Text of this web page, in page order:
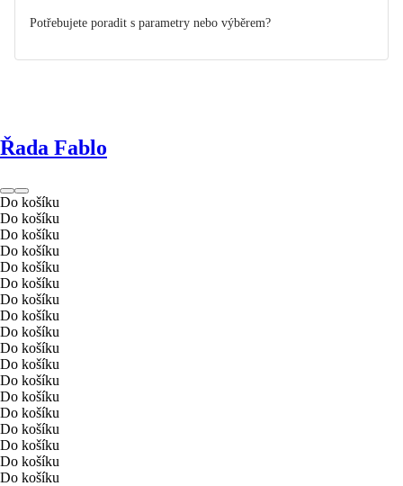
Potřebujete poradit s parametry nebo výběrem?
Řada Fablo
Do košíku
Do košíku
Do košíku
Do košíku
Do košíku
Do košíku
Do košíku
Do košíku
Do košíku
Do košíku
Do košíku
Do košíku
Do košíku
Do košíku
Do košíku
Do košíku
Do košíku
Do košíku